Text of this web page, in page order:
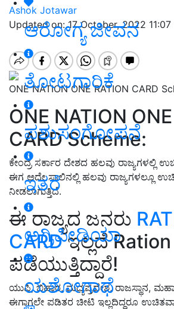
ಆರೋಗ್ಯ ಜೀವನ
ತೋಟಗಾರಿಕೆ
ಪಶುಸಂಗೋಪನೆ
ಇತರೆ
ಅಗ್ರಿಪೀಡಿಯಾ
ಯಶೋಗಾಥೆ
Ashok Jotawar
Updated on: 17 October, 2022 11:07
ONE NATION ONE RATION CARD
ONE NATION
CARD Scheme:
ಕೇಂದ್ರ ಸರ್ಕಾರ ದೇಶದ ಹಲವು ರಾಜ್ಯಗಳಲ್ಲಿ
ಈಗ ಅದೇ ಸಾಲಿನಲ್ಲಿ ಹಲವು ರಾಜ್ಯಗಳಲ್ಲೂ
ನೀಡಲಾಗುತ್ತಿದೆ.
ಈ ರಾಜ್ಯದ ಜನರು
CARDಇಲ್ಲದೆ Ration
ಪಡೆಯುತ್ತಿದ್ದಾರೆ!
ಯುಪಿ, ಬಿಹಾರ, ಮಧ್ಯಪ್ರದೇಶ, ರಾಜಸ್ಥಾನ,
ಈಗಾಗಲೇ ಪಡಿತರ ಚೀಟಿ ಇಲ್ಲದಿದ್ದರೂ